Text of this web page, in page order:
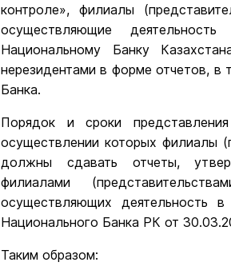
контроле», филиалы
осуществляющие
Национальному Банку
нерезидентами в форме отчетов,
Банка.
Порядок и сроки
осуществлении которых филиалы
должны сдавать отчеты,
филиалами
осуществляющих деятельность
Национального Банка РК от
Таким образом: